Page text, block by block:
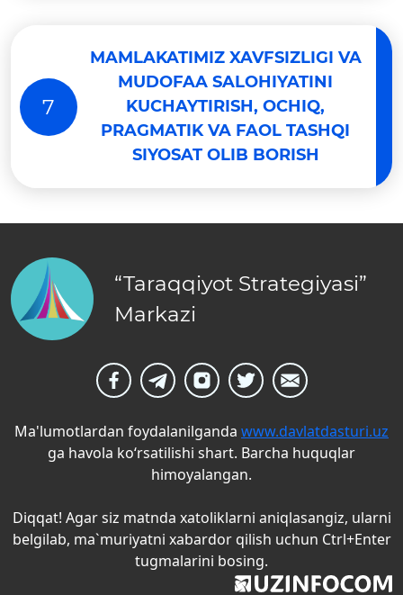
7
MAMLAKATIMIZ XAVFSIZLIGI VA
MUDOFAA SALOHIYATINI
KUCHAYTIRISH, OCHIQ,
PRAGMATIK VA FAOL TASHQI
SIYOSAT OLIB BORISH
“Taraqqiyot Strategiyasi”
Markazi
Ma'lumotlardan foydalanilganda www.davlatdasturi.uz
ga havola ko‘rsatilishi shart. Barcha huquqlar
himoyalangan.
Diqqat! Agar siz matnda xatoliklarni aniqlasangiz, ularni
belgilab, ma`muriyatni xabardor qilish uchun Ctrl+Enter
tugmalarini bosing.